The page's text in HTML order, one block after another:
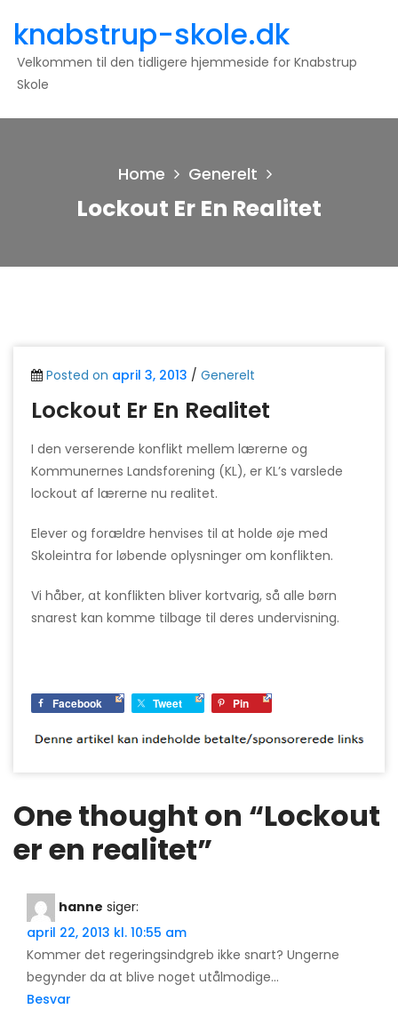
content
knabstrup-skole.dk
Velkommen til den tidligere hjemmeside for Knabstrup
Skole
Home Generelt
Lockout Er En Realitet
Posted on april 3, 2013 / Generelt
Lockout Er En Realitet
I den verserende konflikt mellem lærerne og
Kommunernes Landsforening (KL), er KL’s varslede
lockout af lærerne nu realitet.
Elever og forældre henvises til at holde øje med
Skoleintra for løbende oplysninger om konflikten.
Vi håber, at konflikten bliver kortvarig, så alle børn
snarest kan komme tilbage til deres undervisning.
Facebook Tweet Pin
One thought on “Lockout
er en realitet”
hanne siger:
april 22, 2013 kl. 10:55 am
Kommer det regeringsindgreb ikke snart? Ungerne
begynder da at blive noget utålmodige…
Besvar